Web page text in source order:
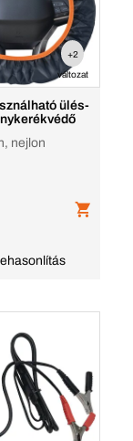
+2
változat
ülés-
nejlon